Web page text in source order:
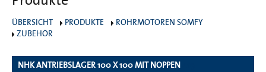
ÜBERSICHT PRODUKTE
ROHRMOTOREN SOMFY
ZUBEHÖR
NHK ANTRIEBSLAGER 100 X 100 MIT NOPPEN